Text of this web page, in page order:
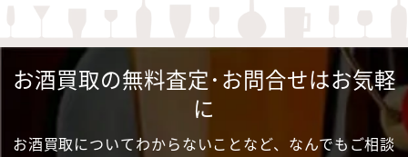
お酒買取の無料査定･お問合せはお気軽
に
お酒買取についてわからないことなど、なんでもご相談